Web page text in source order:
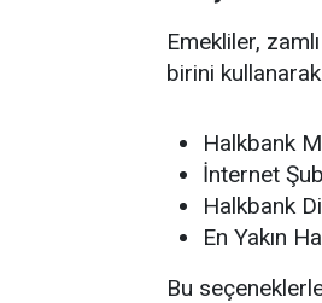
Emekliler,
birini
Halkbank
İnternet
Halkbank
En Yakın
Bu